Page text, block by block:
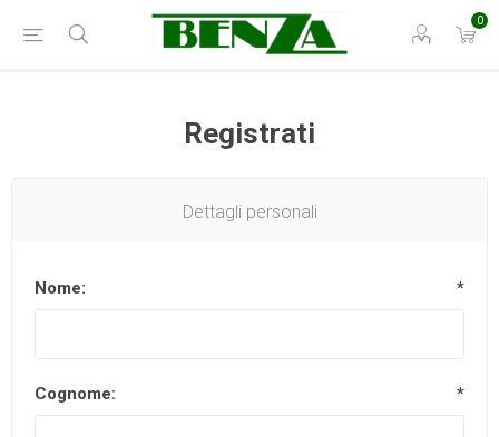
0
Registrati
Dettagli personali
Nome: *
Cognome: *